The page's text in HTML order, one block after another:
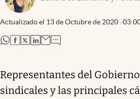
Actualizado el 13 de Octubre de 2020
abre en nueva pestaña
abre en nueva pestaña
abre en nueva pestaña
abre en nueva pestaña
Representantes del
sindicales y las principales